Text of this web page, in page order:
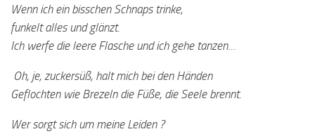
Wenn ich ein bisschen Schnaps trinke,
funkelt alles und glänzt.
Ich werfe die leere Flasche und ich gehe tanzen…
Oh, je, zuckersüß, halt mich bei den Händen
Geflochten wie Brezeln die Füße, die Seele brennt.
Wer sorgt sich um meine Leiden ?